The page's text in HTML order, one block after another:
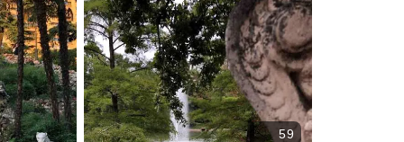
59